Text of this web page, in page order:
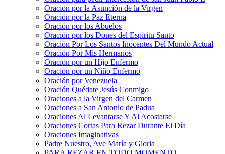
Oración por la Asunción de la Virgen
Oración por la Paz Eterna
Oración por los Abuelos
Oración por los Dones del Espíritu Santo
Oración Por Los Santos Inocentes Del Mundo Actual
Oración Por Mis Hermanos
Oración por un Hijo Enfermo
Oración por un Niño Enfermo
Oración por Venezuela
Oración Quédate Jesús Conmigo
Oraciones a la Virgen del Carmen
Oraciones a San Antonio de Padua
Oraciones Al Levantarse Y Al Acostarse
Oraciones Cortas Para Rezar Durante El Día
Oraciones Imaginativas
Padre Nuestro, Ave María y Gloria